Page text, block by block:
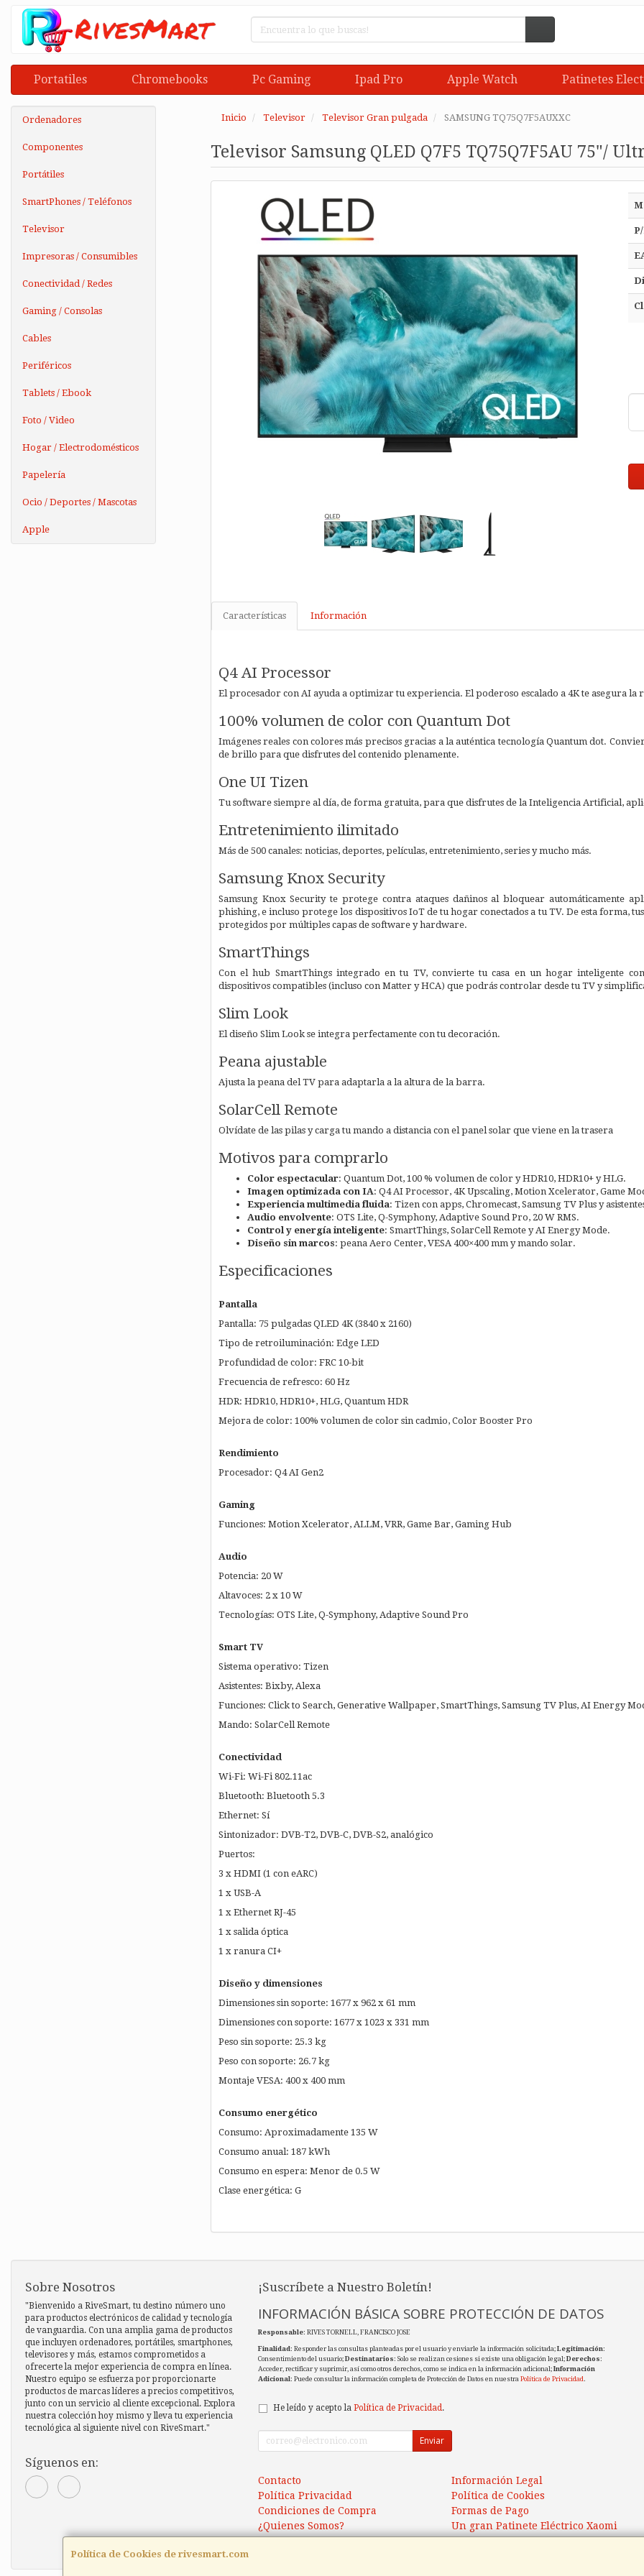
Portatiles Chromebooks Pc Gaming Ipad Pro Apple Watch Patinetes
Ordenadores
Componentes
Portátiles
SmartPhones / Teléfonos
Televisor
Impresoras / Consumibles
Conectividad / Redes
Gaming / Consolas
Cables
Periféricos
Tablets / Ebook
Foto / Video
Hogar / Electrodomésticos
Papelería
Ocio / Deportes / Mascotas
Apple
Inicio Televisor Televisor Gran pulgada SAMSUNG TQ75Q7F5AUXXC
Televisor Samsung QLED Q7F5 TQ75Q7F5AU 75"/
Características Información
Q4 AI Processor
El procesador con AI ayuda a optimizar tu experiencia. El poderoso escalado a 4K te asegura la
100% volumen de color con Quantum Dot
Imágenes reales con colores más precisos gracias a la auténtica tecnología Quantum dot.
de brillo para que disfrutes del contenido plenamente.
One UI Tizen
Tu software siempre al día, de forma gratuita, para que disfrutes de la Inteligencia Artificial,
Entretenimiento ilimitado
Más de 500 canales: noticias, deportes, películas, entretenimiento, series y mucho más.
Samsung Knox Security
Samsung Knox Security te protege contra ataques dañinos al bloquear automáticamente
phishing, e incluso protege los dispositivos IoT de tu hogar conectados a tu TV. De esta forma,
protegidos por múltiples capas de software y hardware.
SmartThings
Con el hub SmartThings integrado en tu TV, convierte tu casa en un hogar inteligente
dispositivos compatibles (incluso con Matter y HCA) que podrás controlar desde tu TV y
Slim Look
El diseño Slim Look se integra perfectamente con tu decoración.
Peana ajustable
Ajusta la peana del TV para adaptarla a la altura de la barra.
SolarCell Remote
Olvídate de las pilas y carga tu mando a distancia con el panel solar que viene en la trasera
Motivos para comprarlo
Color espectacular: Quantum Dot, 100 % volumen de color y HDR10, HDR10+ y HLG.
Imagen optimizada con IA: Q4 AI Processor, 4K Upscaling, Motion Xcelerator, Game
Experiencia multimedia fluida: Tizen con apps, Chromecast, Samsung TV Plus y
Audio envolvente: OTS Lite, Q-Symphony, Adaptive Sound Pro, 20 W RMS.
Control y energía inteligente: SmartThings, SolarCell Remote y AI Energy Mode.
Diseño sin marcos: peana Aero Center, VESA 400×400 mm y mando solar.
Especificaciones
Pantalla
Pantalla: 75 pulgadas QLED 4K (3840 x 2160)
Tipo de retroiluminación: Edge LED
Profundidad de color: FRC 10-bit
Frecuencia de refresco: 60 Hz
HDR: HDR10, HDR10+, HLG, Quantum HDR
Mejora de color: 100% volumen de color sin cadmio, Color Booster Pro
Rendimiento
Procesador: Q4 AI Gen2
Gaming
Funciones: Motion Xcelerator, ALLM, VRR, Game Bar, Gaming Hub
Audio
Potencia: 20 W
Altavoces: 2 x 10 W
Tecnologías: OTS Lite, Q-Symphony, Adaptive Sound Pro
Smart TV
Sistema operativo: Tizen
Asistentes: Bixby, Alexa
Funciones: Click to Search, Generative Wallpaper, SmartThings, Samsung TV Plus, AI Energy
Mando: SolarCell Remote
Conectividad
Wi-Fi: Wi-Fi 802.11ac
Bluetooth: Bluetooth 5.3
Ethernet: Sí
Sintonizador: DVB-T2, DVB-C, DVB-S2, analógico
Puertos:
3 x HDMI (1 con eARC)
1 x USB-A
1 x Ethernet RJ-45
1 x salida óptica
1 x ranura CI+
Diseño y dimensiones
Dimensiones sin soporte: 1677 x 962 x 61 mm
Dimensiones con soporte: 1677 x 1023 x 331 mm
Peso sin soporte: 25.3 kg
Peso con soporte: 26.7 kg
Montaje VESA: 400 x 400 mm
Consumo energético
Consumo: Aproximadamente 135 W
Consumo anual: 187 kWh
Consumo en espera: Menor de 0.5 W
Clase energética: G
Política de Cookies de rivesmart.com
Sobre Nosotros
"Bienvenido a RiveSmart, tu destino número uno
para productos electrónicos de calidad y tecnología
de vanguardia. Con una amplia gama de productos
que incluyen ordenadores, portátiles, smartphones,
televisores y más, estamos comprometidos a
ofrecerte la mejor experiencia de compra en línea.
Nuestro equipo se esfuerza por proporcionarte
productos de marcas líderes a precios competitivos,
junto con un servicio al cliente excepcional. Explora
nuestra colección hoy mismo y lleva tu experiencia
tecnológica al siguiente nivel con RiveSmart."
Síguenos en:
¡Suscríbete a Nuestro Boletín!
INFORMACIÓN BÁSICA SOBRE PROTECCIÓN DE DATOS
Responsable: RIVES TORNELL, FRANCISCO JOSE
Finalidad: Responder las consultas planteadas por el usuario y enviarle la información solicitada;Legitimación:
Consentimiento del usuario;Destinatarios: Solo se realizan cesiones si existe una obligación legal;Derechos:
Acceder, rectificar y suprimir, así como otros derechos, como se indica en la información adicional;Información
Adicional: Puede consultar la información completa de Protección de Datos en nuestraPolítica de Privacidad.
He leído y acepto la Política de Privacidad.
Enviar
Contacto
Información Legal
Política Privacidad
Política de Cookies
Condiciones de Compra
Formas de Pago
¿Quienes Somos?
Un gran Patinete Eléctrico Xaomi
Scooter 5